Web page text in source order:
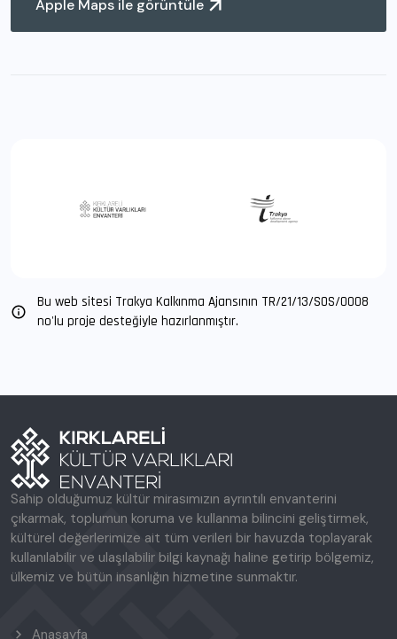
Apple Maps ile görüntüle
Bu web sitesi Trakya Kalkınma Ajansının TR/21/13/SOS/O008
no'lu proje desteğiyle hazırlanmıştır.
Sahip olduğumuz kültür mirasımızın ayrıntılı envanterini
çıkarmak, toplumun koruma ve kullanma bilincini geliştirmek,
kültürel değerlerimize ait tüm verileri bir havuzda toplayarak
kullanılabilir ve ulaşılabilir bilgi kaynağı haline getirip bölgemiz,
ülkemiz ve bütün insanlığın hizmetine sunmaktır.
Anasayfa